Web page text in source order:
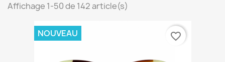
Affichage 1-50 de 142 article(s)
NOUVEAU favorite_border